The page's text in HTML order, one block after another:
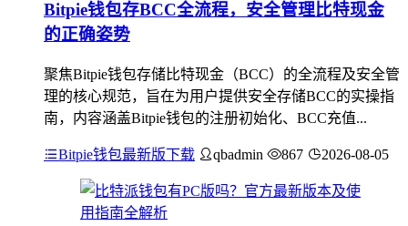
Bitpie钱包存BCC全流程，安全管理比特现金
的正确姿势
聚焦Bitpie钱包存储比特现金（BCC）的全流程及安全管
理的核心规范，旨在为用户提供安全存储BCC的实操指
南，内容涵盖Bitpie钱包的注册初始化、BCC充值...
Bitpie钱包最新版下载 qbadmin 867 2026-08-05